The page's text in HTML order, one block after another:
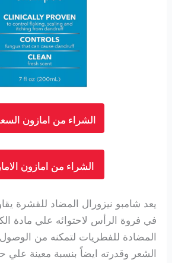
الشراء من امازون
الشراء من امازون
يعد شامبو نيزورال المضاد للقشرة
في فروة الرأس لاحتوائه علي مادة
المضادة للفطريات لتمكنه من
الشعر وقدرته ايضاً بنسبة معينة